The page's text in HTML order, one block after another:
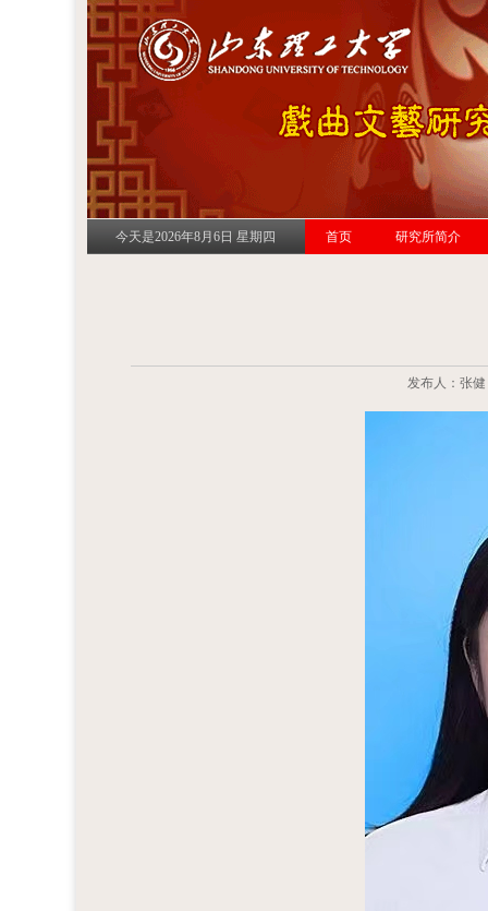
今天是2026年8月6日 星期四 首页 研究所简介
发布人：张